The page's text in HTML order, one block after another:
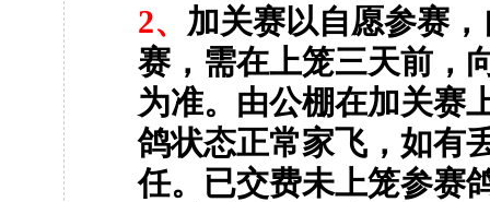
2、 加关赛以自愿参赛
赛，需在上笼三天前，
为准。由公棚在加关赛
鸽状态正常家飞，如有
任。已交费未上笼参赛